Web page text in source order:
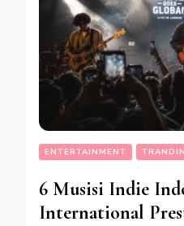
ENTERTAINMENT
6 Musisi Indie
International